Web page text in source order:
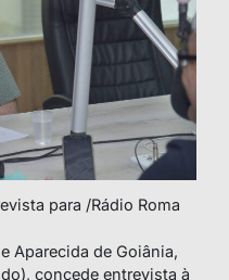
para /Rádio Roma
Aparecida de Goiânia,
concede entrevista à